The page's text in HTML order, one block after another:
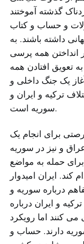
گذشته آموختند
و حساب و کتاب
داشته باشند. به
انداختن همه پرسی
تعویق افتادن همه
یک جنگ داخلی و
ترکیه و ایران و
سوریه است.
برای انجام یک
و نیز در سوریه
حمله به مواضع
ایران امیدوار
درباره سوریه و
و ایران درباره
کنند اما رویکرد
دارند. حساب و